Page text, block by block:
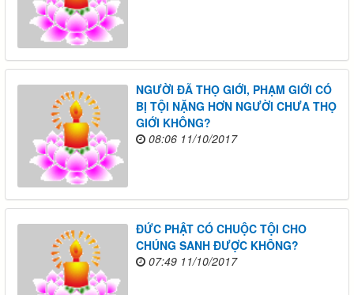
NGƯỜI ĐÃ THỌ GIỚI, PHẠM GIỚI CÓ
BỊ TỘI NẶNG HƠN NGƯỜI CHƯA THỌ
GIỚI KHÔNG?
08:06 11/10/2017
ĐỨC PHẬT CÓ CHUỘC TỘI CHO
CHÚNG SANH ĐƯỢC KHÔNG?
07:49 11/10/2017